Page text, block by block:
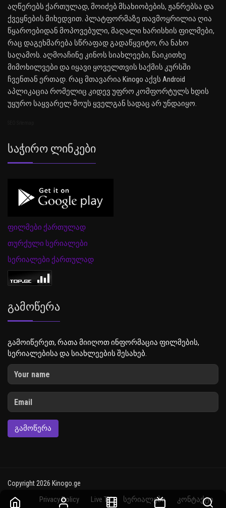
აღწერებს ქართულად, მოიძებ მსახიობების, ჟანრებსა და
ქვეყნების მიხედვით. პლატფორმაზე თავმოყრილია ღია
წყაროებიდან მოპოვებული, მაღალი ხარისხის ფილმები,
რაც დაგეხმარება სწრაფად გადაწყვიტო, რა ნახო
საღამოს. აღმოაჩინე კინოს სიახლეები, წაიკითხე
მიმოხილვები და იყავი ყოველთვის საქმის კურსში
ჩვენთან ერთად. რაც მთავარია Kinogo აქვს Android
აპლიკაცია რომელიც კიდევ უფრო კომფორტულს ხდის
უყურო საყვარელ შოუს ყველგან სადაც არ უნდაიყო.
Საჭირო Ლინკები
ფილმები ქართულად
თურქული სერიალები
სერიალები ქართულად
Გამოწერა
გამოიწერეთ, რათა მიიღოთ ინფორმაცია ფილმების,
სერიალებისა და სიახლეების შესახებ.
ᲒᲐᲛᲝᲬᲔᲠᲐ
Copyright 2026 Kinogo.ge
Privacy Policy Live TV სერიალები კონტაქტი